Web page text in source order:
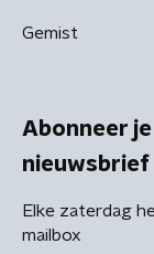
Gemist
Abonneer
nieuwsbrief
Elke zaterdag
mailbox